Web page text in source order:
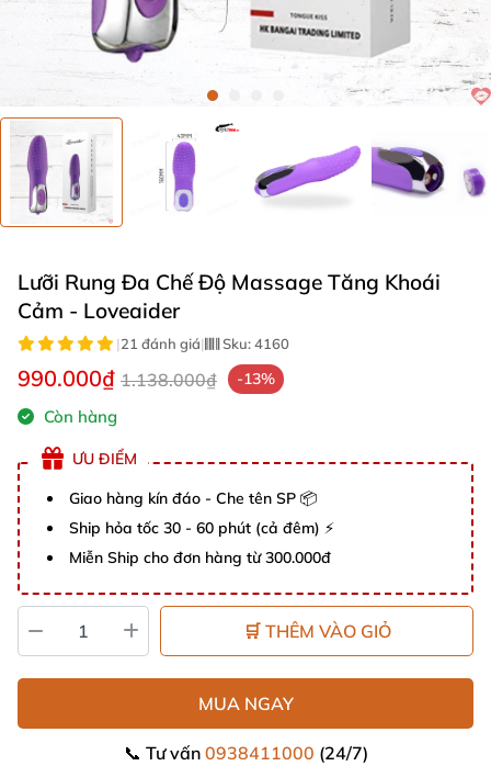
Lưỡi Rung Đa Chế Độ Massage Tăng Khoái
Cảm - Loveaider
|21 đánh giá| Sku:4160
990.000₫ 1.138.000₫ -13%
Còn hàng
ƯU ĐIỂM
Giao hàng kín đáo - Che tên SP 📦
Ship hỏa tốc 30 - 60 phút (cả đêm) ⚡
Miễn Ship cho đơn hàng từ 300.000đ
🛒 THÊM VÀO GIỎ
MUA NGAY
📞 Tư vấn 0938411000 (24/7)